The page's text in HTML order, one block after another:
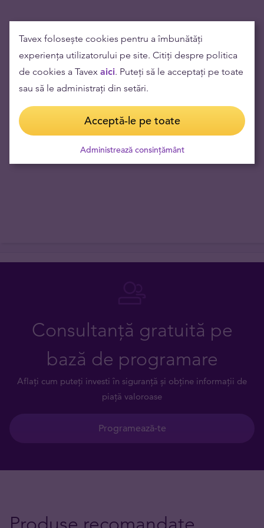
Valoarea produsului (1 buc) 21951 lei
Preț de răscumpărare 18947 lei
Marja de risc 3004 lei
Fact: Prețul aurului în RON a crescut cu 271.16% în ultimii 10 ani.
Cel mai mic preț a fost de 4553 RON/oz și cel mai mare 23841
Consultanță gratuită pe
bază de programare
Aflați cum puteți investi în siguranță și obține informații de
piață valoroase
Programează-te
Tavex folosește cookies pentru a îmbunătăți
experiența utilizatorului pe site. Citiți despre politica
de cookies a Tavex aici. Puteți să le acceptați pe toate
sau să le administrați din setări.
Acceptă-le pe toate
Administrează consințământ